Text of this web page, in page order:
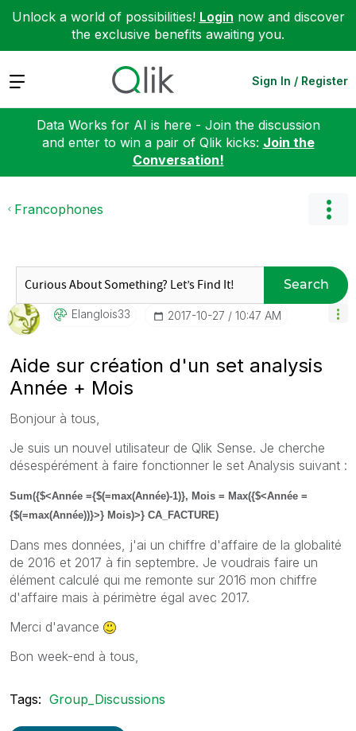
Unlock a world of possibilities! Login now and discover
the exclusive benefits awaiting you.
Expand Sign In / Register
Data Works for AI is here - Join the discussion
and enter to win a pair of Qlik kicks: Join the
Conversation!
Francophones
Search
Elanglois33 ‎2017-10-27 10:47 AM
Aide sur création d'un set analysis
Année + Mois
Bonjour à tous,
Je suis un nouvel utilisateur de Qlik Sense. Je cherche
désespérément à faire fonctionner le set Analysis suivant :
Sum({$<Année ={$(=max(Année)-1)}, Mois = Max({$<Année =
{$(=max(Année))}>} Mois)>} CA_FACTURE)
Dans mes données, j'ai un chiffre d'affaire de la globalité
de 2016 et 2017 à fin septembre. Je voudrais faire un
élément calculé qui me remonte sur 2016 mon chiffre
d'affaire mais à périmètre égal avec 2017.
Merci d'avance
Bon week-end à tous,
Tags: Group_Discussions